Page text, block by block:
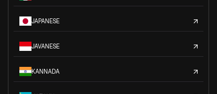
JAPANESE
JAVANESE
KANNADA